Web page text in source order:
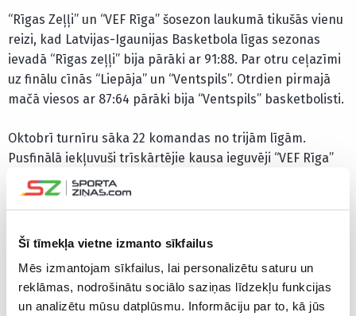
Šī tīmekļa vietne izmanto sīkfailus
Mēs izmantojam sīkfailus, lai personalizētu saturu un
reklāmas, nodrošinātu sociālo saziņas līdzekļu funkcijas
un analizētu mūsu datplūsmu. Informāciju par to, kā jūs
“Rīgas Zeļļi” un “VEF Rīga” šosezon laukumā tikušās vienu
reizi, kad Latvijas-Igaunijas Basketbola līgas sezonas
ievadā “Rīgas zeļļi” bija pārāki ar 91:88. Par otru ceļazīmi
uz finālu cīnās “Liepāja” un “Ventspils”. Otrdien pirmajā
mačā viesos ar 87:64 pārāki bija “Ventspils” basketbolisti.
Oktobrī turnīru sāka 22 komandas no trijām līgām.
Pusfinālā iekļuvuši trīskārtējie kausa ieguvēji “VEF Rīga”
un trīs komandas, kuras pa reizei jau cīnījušās finālmačā.
1948.gadā, kad vīriešu turnīrā piedalījās 24 komandas un
turnīri, un tikai deviņas reizes kausu izcīnīja komanda,
kas tajā gadā uzvarēja Latvijas čempionātā.